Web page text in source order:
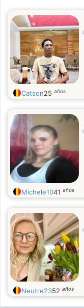
Catson25 años
Michele1041 años
Neutre2352 años